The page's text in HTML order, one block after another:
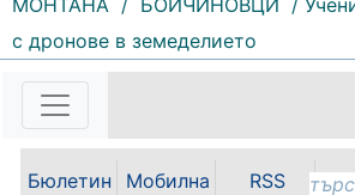
„Освобождение” № 13, тел.
krivodol@mbox.is-bg.net ОБЯВА
На основание чл. 8, ал. 4,
МОНТАНА / БОЙЧИНОВЦИ /
с дронове в земеделието
Бюлетин
Мобилна
RSS